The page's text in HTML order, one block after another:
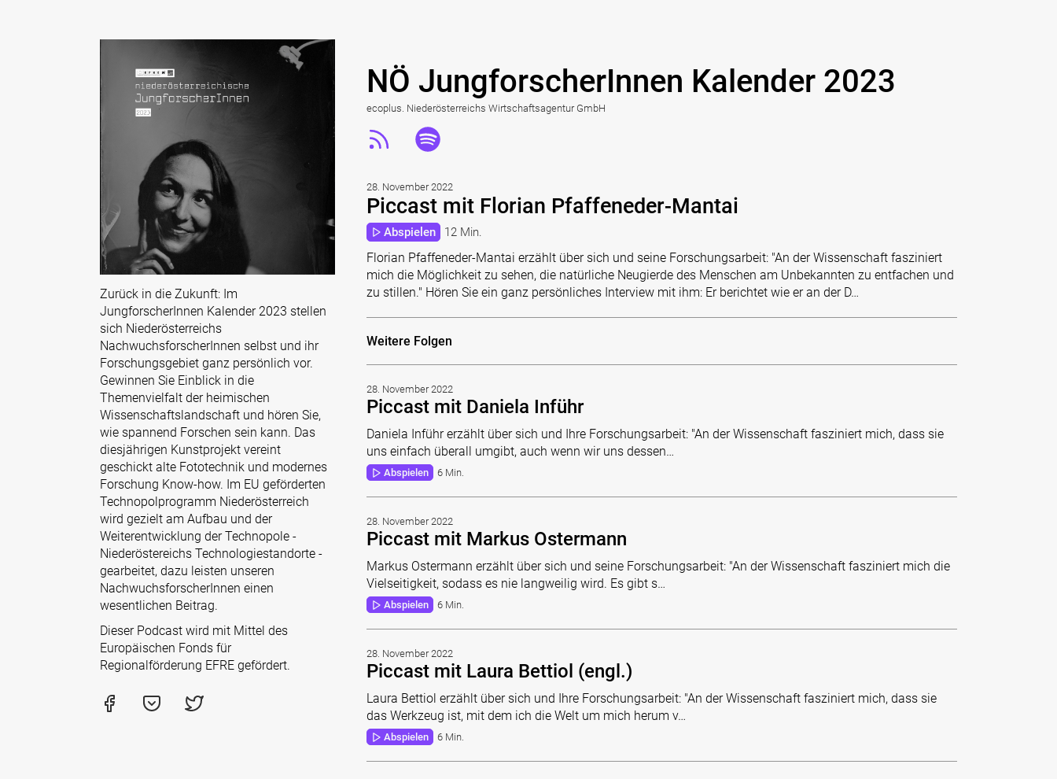
Zurück in die Zukunft: Im
JungforscherInnen Kalender 2023 stellen
sich Niederösterreichs
NachwuchsforscherInnen selbst und ihr
Forschungsgebiet ganz persönlich vor.
Gewinnen Sie Einblick in die
Themenvielfalt der heimischen
Wissenschaftslandschaft und hören Sie,
wie spannend Forschen sein kann. Das
diesjährigen Kunstprojekt vereint
geschickt alte Fototechnik und modernes
Forschung Know-how. Im EU geförderten
Technopolprogramm Niederösterreich
wird gezielt am Aufbau und der
Weiterentwicklung der Technopole -
Niederöstereichs Technologiestandorte -
gearbeitet, dazu leisten unseren
NachwuchsforscherInnen einen
wesentlichen Beitrag.
Dieser Podcast wird mit Mittel des
Europäischen Fonds für
Regionalförderung EFRE gefördert.
NÖ JungforscherInnen Kalender 2023
ecoplus. Niederösterreichs Wirtschaftsagentur GmbH
28. November 2022
Piccast mit Florian Pfaffeneder-Mantai
Abspielen 12 Min.
Florian Pfaffeneder-Mantai erzählt über sich und seine Forschungsarbeit: "An der Wissenschaft fasziniert
mich die Möglichkeit zu sehen, die natürliche Neugierde des Menschen am Unbekannten zu entfachen und
zu stillen." Hören Sie ein ganz persönliches Interview mit ihm: Er berichtet wie er an der D…
Weitere Folgen
28. November 2022
Piccast mit Daniela Inführ
Daniela Inführ erzählt über sich und Ihre Forschungsarbeit: "An der Wissenschaft fasziniert mich, dass sie
uns einfach überall umgibt, auch wenn wir uns dessen…
Abspielen 6 Min.
28. November 2022
Piccast mit Markus Ostermann
Markus Ostermann erzählt über sich und seine Forschungsarbeit: "An der Wissenschaft fasziniert mich die
Vielseitigkeit, sodass es nie langweilig wird. Es gibt s…
Abspielen 6 Min.
28. November 2022
Piccast mit Laura Bettiol (engl.)
Laura Bettiol erzählt über sich und Ihre Forschungsarbeit: "An der Wissenschaft fasziniert mich, dass sie
das Werkzeug ist, mit dem ich die Welt um mich herum v…
Abspielen 6 Min.